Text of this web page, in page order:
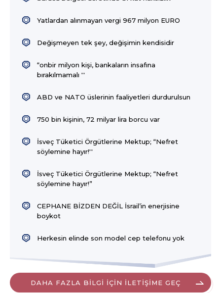
Yatlardan alınmayan vergi 967 milyon EURO
Değişmeyen tek şey, değişimin kendisidir
“onbir milyon kişi, bankaların insafına
bırakılmamalı ''
ABD ve NATO üslerinin faaliyetleri durdurulsun
750 bin kişinin, 72 milyar lira borcu var
İsveç Tüketici Örgütlerine Mektup; “Nefret
söylemine hayır!''
İsveç Tüketici Örgütlerine Mektup; “Nefret
söylemine hayır!”
CEPHANE BİZDEN DEĞİL İsrail’in enerjisine
boykot
Herkesin elinde son model cep telefonu yok
DAHA FAZLA BİLGİ İÇİN İLETİŞİME GEÇ